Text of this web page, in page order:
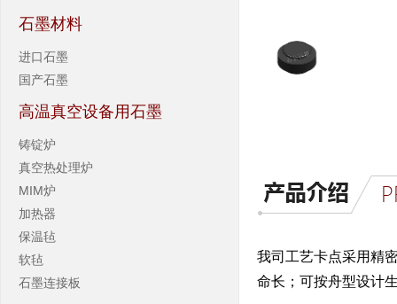
石墨材料
进口石墨
国产石墨
高温真空设备用石墨
铸锭炉
真空热处理炉
MIM炉
加热器
保温毡
软毡
石墨连接板
我司工艺卡点采用精
命长；可按舟型设计